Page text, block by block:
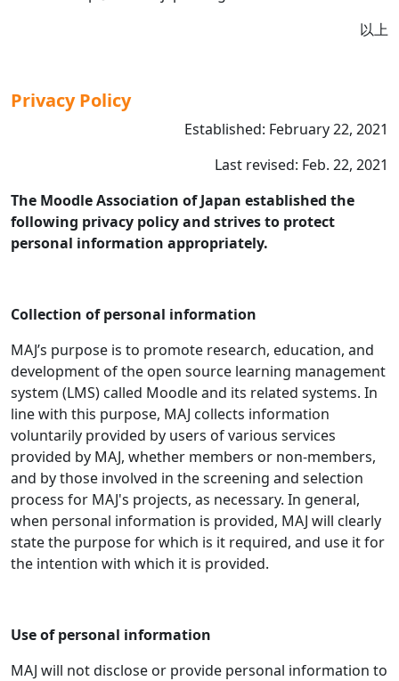
以上
Privacy Policy
Established: February 22, 2021
Last revised: Feb. 22, 2021
The Moodle Association of Japan established the
following privacy policy and strives to protect
personal information appropriately.
Collection of personal information
MAJ’s purpose is to promote research, education, and
development of the open source learning management
system (LMS) called Moodle and its related systems. In
line with this purpose, MAJ collects information
voluntarily provided by users of various services
provided by MAJ, whether members or non-members,
and by those involved in the screening and selection
process for MAJ's projects, as necessary. In general,
when personal information is provided, MAJ will clearly
state the purpose for which is it required, and use it for
the intention with which it is provided.
Use of personal information
MAJ will not disclose or provide personal information to